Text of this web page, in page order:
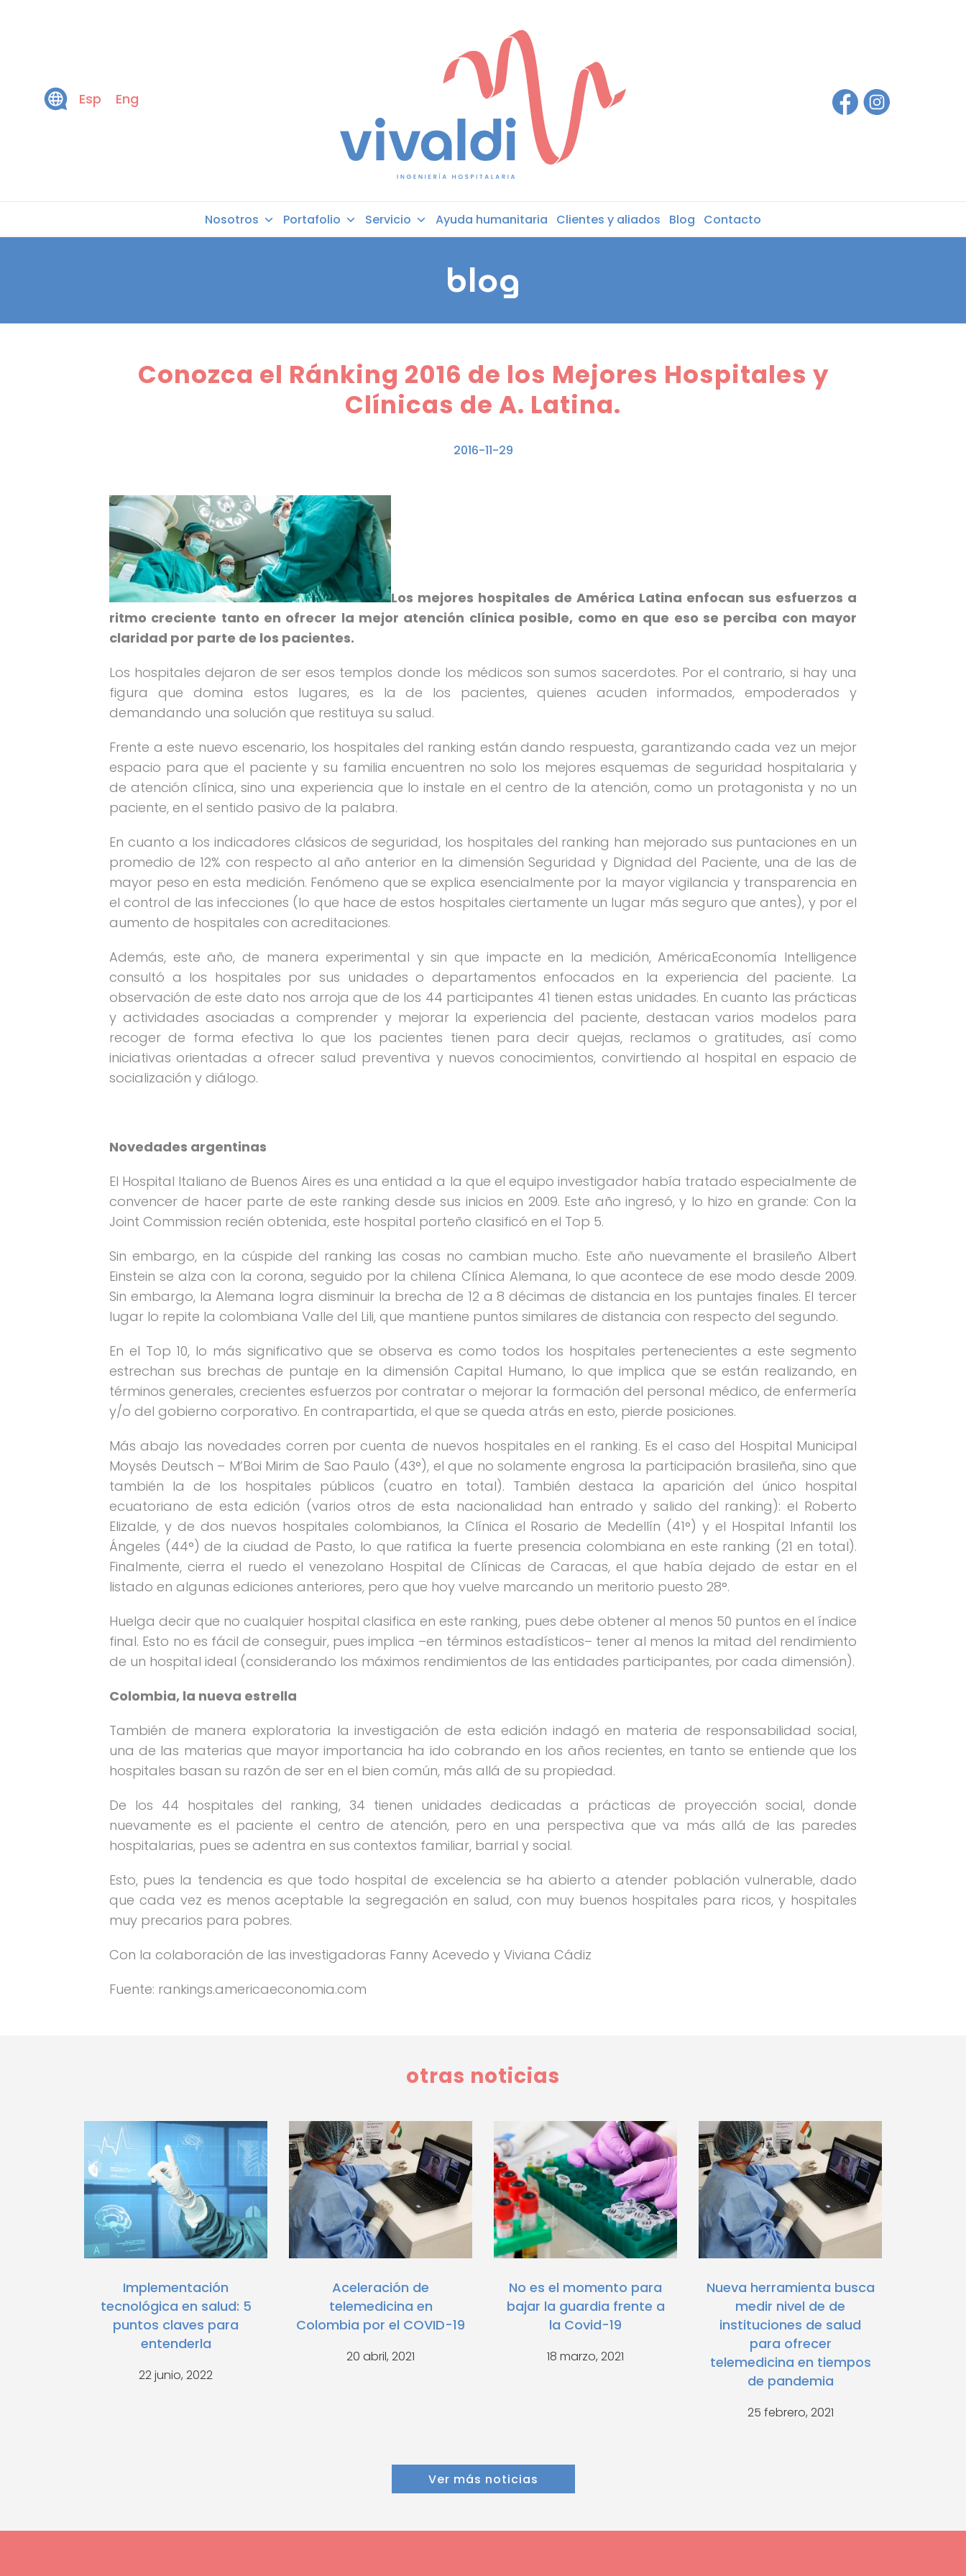
Esp Eng
Nosotros Portafolio Servicio Ayuda humanitaria Clientes y aliados Blog Contacto
blog
Conozca el Ránking 2016 de los Mejores Hospitales y
Clínicas de A. Latina.
2016-11-29
Los mejores hospitales de América Latina enfocan sus esfuerzos a
ritmo creciente tanto en ofrecer la mejor atención clínica posible, como en que eso se perciba con mayor
claridad por parte de los pacientes.
Los hospitales dejaron de ser esos templos donde los médicos son sumos sacerdotes. Por el contrario, si hay una
figura que domina estos lugares, es la de los pacientes, quienes acuden informados, empoderados y
demandando una solución que restituya su salud.
Frente a este nuevo escenario, los hospitales del ranking están dando respuesta, garantizando cada vez un mejor
espacio para que el paciente y su familia encuentren no solo los mejores esquemas de seguridad hospitalaria y
de atención clínica, sino una experiencia que lo instale en el centro de la atención, como un protagonista y no un
paciente, en el sentido pasivo de la palabra.
En cuanto a los indicadores clásicos de seguridad, los hospitales del ranking han mejorado sus puntaciones en un
promedio de 12% con respecto al año anterior en la dimensión Seguridad y Dignidad del Paciente, una de las de
mayor peso en esta medición. Fenómeno que se explica esencialmente por la mayor vigilancia y transparencia en
el control de las infecciones (lo que hace de estos hospitales ciertamente un lugar más seguro que antes), y por el
aumento de hospitales con acreditaciones.
Además, este año, de manera experimental y sin que impacte en la medición, AméricaEconomía Intelligence
consultó a los hospitales por sus unidades o departamentos enfocados en la experiencia del paciente. La
observación de este dato nos arroja que de los 44 participantes 41 tienen estas unidades. En cuanto las prácticas
y actividades asociadas a comprender y mejorar la experiencia del paciente, destacan varios modelos para
recoger de forma efectiva lo que los pacientes tienen para decir quejas, reclamos o gratitudes, así como
iniciativas orientadas a ofrecer salud preventiva y nuevos conocimientos, convirtiendo al hospital en espacio de
socialización y diálogo.
Novedades argentinas
El Hospital Italiano de Buenos Aires es una entidad a la que el equipo investigador había tratado especialmente de
convencer de hacer parte de este ranking desde sus inicios en 2009. Este año ingresó, y lo hizo en grande: Con la
Joint Commission recién obtenida, este hospital porteño clasificó en el Top 5.
Sin embargo, en la cúspide del ranking las cosas no cambian mucho. Este año nuevamente el brasileño Albert
Einstein se alza con la corona, seguido por la chilena Clínica Alemana, lo que acontece de ese modo desde 2009.
Sin embargo, la Alemana logra disminuir la brecha de 12 a 8 décimas de distancia en los puntajes finales. El tercer
lugar lo repite la colombiana Valle del Lili, que mantiene puntos similares de distancia con respecto del segundo.
En el Top 10, lo más significativo que se observa es como todos los hospitales pertenecientes a este segmento
estrechan sus brechas de puntaje en la dimensión Capital Humano, lo que implica que se están realizando, en
términos generales, crecientes esfuerzos por contratar o mejorar la formación del personal médico, de enfermería
y/o del gobierno corporativo. En contrapartida, el que se queda atrás en esto, pierde posiciones.
Más abajo las novedades corren por cuenta de nuevos hospitales en el ranking. Es el caso del Hospital Municipal
Moysés Deutsch – M’Boi Mirim de Sao Paulo (43°), el que no solamente engrosa la participación brasileña, sino que
también la de los hospitales públicos (cuatro en total). También destaca la aparición del único hospital
ecuatoriano de esta edición (varios otros de esta nacionalidad han entrado y salido del ranking): el Roberto
Elizalde, y de dos nuevos hospitales colombianos, la Clínica el Rosario de Medellín (41°) y el Hospital Infantil los
Ángeles (44°) de la ciudad de Pasto, lo que ratifica la fuerte presencia colombiana en este ranking (21 en total).
Finalmente, cierra el ruedo el venezolano Hospital de Clínicas de Caracas, el que había dejado de estar en el
listado en algunas ediciones anteriores, pero que hoy vuelve marcando un meritorio puesto 28°.
Huelga decir que no cualquier hospital clasifica en este ranking, pues debe obtener al menos 50 puntos en el índice
final. Esto no es fácil de conseguir, pues implica –en términos estadísticos– tener al menos la mitad del rendimiento
de un hospital ideal (considerando los máximos rendimientos de las entidades participantes, por cada dimensión).
Colombia, la nueva estrella
También de manera exploratoria la investigación de esta edición indagó en materia de responsabilidad social,
una de las materias que mayor importancia ha ido cobrando en los años recientes, en tanto se entiende que los
hospitales basan su razón de ser en el bien común, más allá de su propiedad.
De los 44 hospitales del ranking, 34 tienen unidades dedicadas a prácticas de proyección social, donde
nuevamente es el paciente el centro de atención, pero en una perspectiva que va más allá de las paredes
hospitalarias, pues se adentra en sus contextos familiar, barrial y social.
Esto, pues la tendencia es que todo hospital de excelencia se ha abierto a atender población vulnerable, dado
que cada vez es menos aceptable la segregación en salud, con muy buenos hospitales para ricos, y hospitales
muy precarios para pobres.
Con la colaboración de las investigadoras Fanny Acevedo y Viviana Cádiz
Fuente: rankings.americaeconomia.com
otras noticias
Implementación
tecnológica en salud: 5
puntos claves para
entenderla
22 junio, 2022
Aceleración de
telemedicina en
Colombia por el COVID-19
20 abril, 2021
No es el momento para
bajar la guardia frente a
la Covid-19
18 marzo, 2021
Nueva herramienta busca
medir nivel de de
instituciones de salud
para ofrecer
telemedicina en tiempos
de pandemia
25 febrero, 2021
Ver más noticias